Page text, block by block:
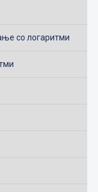
со логаритми